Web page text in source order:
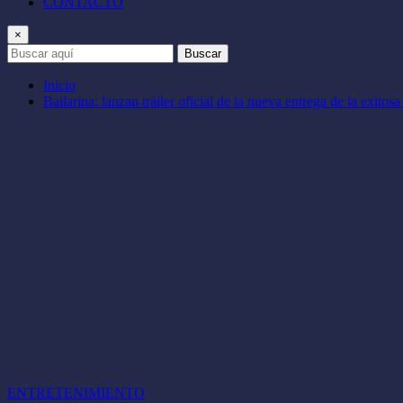
×
Buscar
Inicio
Bailarina: lanzan tráiler oficial de la nueva entrega de la
ENTRETENIMIENTO